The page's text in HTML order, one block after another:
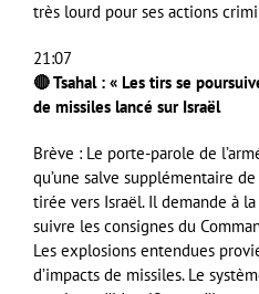
très lourd pour ses actions
21:07
🔴 Tsahal : « Les tirs se
de missiles lancé sur Israël
Brève : Le porte-parole de
qu’une salve supplémentaire
tirée vers Israël. Il demande à
suivre les consignes du
Les explosions entendues
d’impacts de missiles. Le